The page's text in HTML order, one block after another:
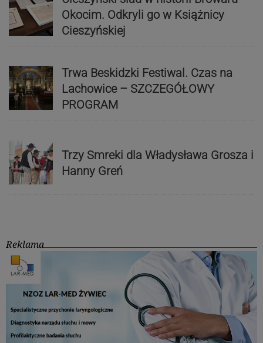
Okocim. Odkryli go w Książnicy
Cieszyńskiej
Trwa Beskidzki Festiwal. Czas na
Lachowice – SZCZEGÓŁOWY
PROGRAM
Trzy Smreki dla Władysława Grosza i
Hanny Greń
Reklama